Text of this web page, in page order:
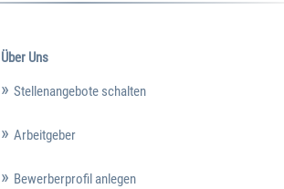
Über Uns
Stellenangebote schalten
Arbeitgeber
Bewerberprofil anlegen